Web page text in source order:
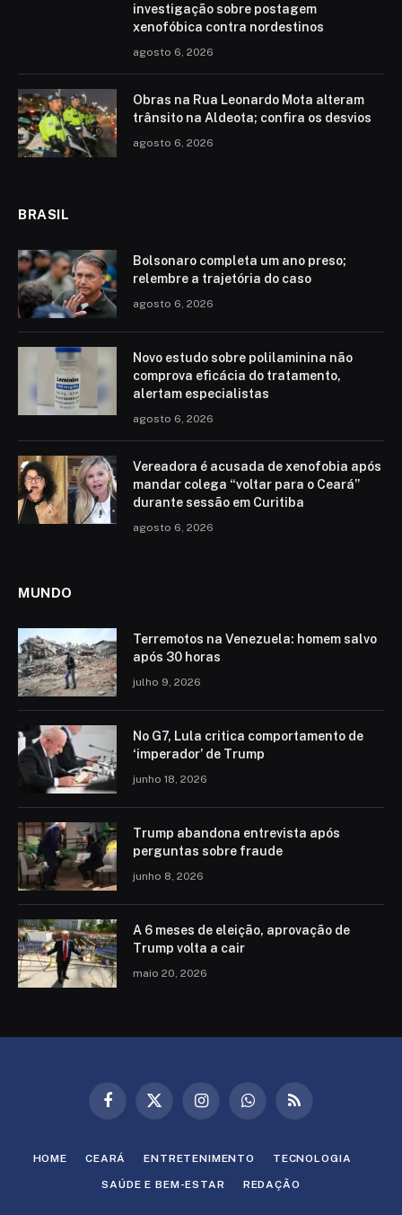
investigação sobre postagem
xenofóbica contra nordestinos
agosto 6, 2026
Obras na Rua Leonardo Mota alteram
trânsito na Aldeota; confira os desvios
agosto 6, 2026
BRASIL
Bolsonaro completa um ano preso;
relembre a trajetória do caso
agosto 6, 2026
Novo estudo sobre polilaminina não
comprova eficácia do tratamento,
alertam especialistas
agosto 6, 2026
Vereadora é acusada de xenofobia após
mandar colega “voltar para o Ceará”
durante sessão em Curitiba
agosto 6, 2026
MUNDO
Terremotos na Venezuela: homem salvo
após 30 horas
julho 9, 2026
No G7, Lula critica comportamento de
‘imperador’ de Trump
junho 18, 2026
Trump abandona entrevista após
perguntas sobre fraude
junho 8, 2026
A 6 meses de eleição, aprovação de
Trump volta a cair
maio 20, 2026
Facebook
X
InstagramWhatsAppRSS
HOME CEARÁ ENTRETENIMENTO TECNOLOGIA
SAÚDE E BEM-ESTAR REDAÇÃO